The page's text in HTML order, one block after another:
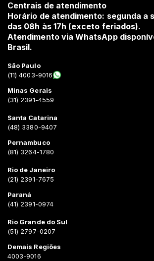
Centrais de atendimento
Horário de atendimento: segunda a
das 08h às 17h (exceto feriados).
Atendimento via WhatsApp
Brasil.
São Paulo
(11) 4003-9016
Minas Gerais
(31) 2391-4559
Santa Catarina
(48) 3380-9407
Pernambuco
(81) 3264-1780
Rio de Janeiro
(21) 2391-7675
Paraná
(41) 2391-0974
Rio Grande do Sul
(51) 2797-0207
Demais Regiões
4003-9016